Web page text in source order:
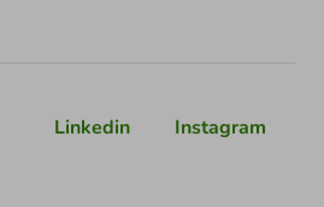
Linkedin Instagram